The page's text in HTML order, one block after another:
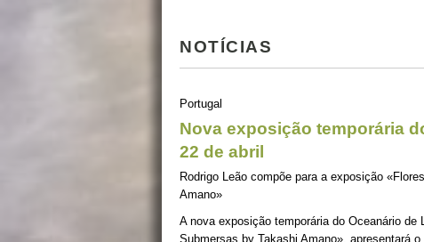
NOTÍCIAS
Portugal
Nova exposição temporária
22 de abril
Rodrigo Leão compõe para a exposição
Amano»
A nova exposição temporária do Oceanário
Submersas by Takashi Amano», apresentará